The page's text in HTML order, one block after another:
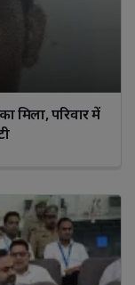
मिला, परिवार में